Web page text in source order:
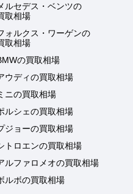
ルセデス・ベンツの
取相場
ォルクス・ワーゲンの
取相場
の買取相場
ウディの買取相場
ニの買取相場
ルシェの買取相場
ジョーの買取相場
トロエンの買取相場
ルファロメオの買取相場
ルボの買取相場